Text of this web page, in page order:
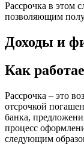
Рассрочка в этом
позволяющим
Доходы и
Как
Рассрочка – это
отсрочкой
банка,
процесс
следующим